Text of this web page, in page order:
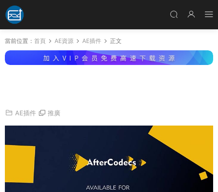
當前位置： 首頁 AE資源 AE插件 正文
AE插件 推廣